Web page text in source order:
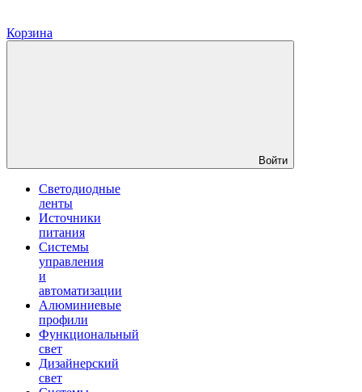
Корзина
Войти
Светодиодные
ленты
Источники
питания
Системы
управления
и
автоматизации
Алюминиевые
профили
Функциональный
свет
Дизайнерский
свет